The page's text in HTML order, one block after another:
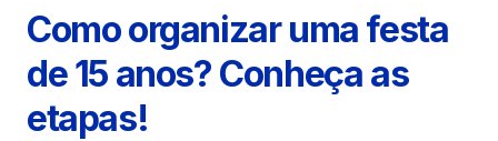
Futuro
Parceiros BV
Como organizar uma festa
de 15 anos? Conheça as
etapas!